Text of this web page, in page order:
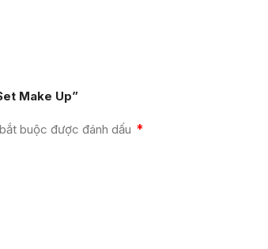
Make Up”
buộc được đánh dấu *